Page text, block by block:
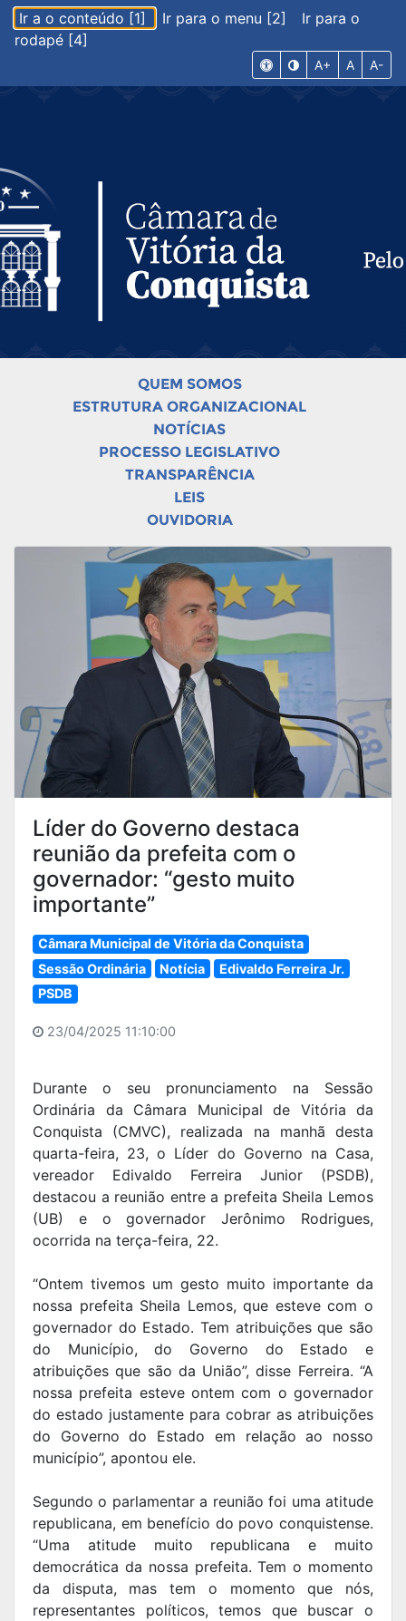
Ir a o conteúdo [1] Ir para o menu [2]
Ir para o
rodapé [4]
A+ A A-
QUEM SOMOS
ESTRUTURA ORGANIZACIONAL
NOTÍCIAS
PROCESSO LEGISLATIVO
TRANSPARÊNCIA
LEIS
OUVIDORIA
Líder do Governo destaca
reunião da prefeita com o
governador: “gesto muito
importante”
Câmara Municipal de Vitória da Conquista
Sessão Ordinária
Notícia
Edivaldo Ferreira Jr.
PSDB
23/04/2025 11:10:00
Durante o seu pronunciamento na Sessão
Ordinária da Câmara Municipal de Vitória da
Conquista (CMVC), realizada na manhã desta
quarta-feira, 23, o Líder do Governo na Casa,
vereador Edivaldo Ferreira Junior (PSDB),
destacou a reunião entre a prefeita Sheila Lemos
(UB) e o governador Jerônimo Rodrigues,
ocorrida na terça-feira, 22.
“Ontem tivemos um gesto muito importante da
nossa prefeita Sheila Lemos, que esteve com o
governador do Estado. Tem atribuições que são
do Município, do Governo do Estado e
atribuições que são da União”, disse Ferreira. “A
nossa prefeita esteve ontem com o governador
do estado justamente para cobrar as atribuições
do Governo do Estado em relação ao nosso
município”, apontou ele.
Segundo o parlamentar a reunião foi uma atitude
republicana, em benefício do povo conquistense.
“Uma atitude muito republicana e muito
democrática da nossa prefeita. Tem o momento
da disputa, mas tem o momento que nós,
representantes políticos, temos que buscar o